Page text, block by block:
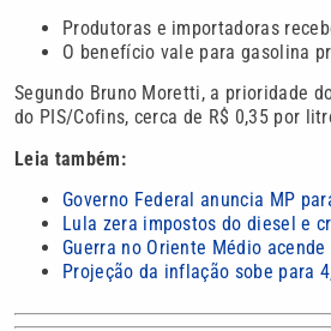
Produtoras e importadoras
O benefício vale para gasolina
Segundo Bruno Moretti, a prioridade
do PIS/Cofins, cerca de R$ 0,35 por
Leia também:
Governo Federal anuncia MP
Lula zera impostos do diesel e
Guerra no Oriente Médio
Projeção da inflação sobe para